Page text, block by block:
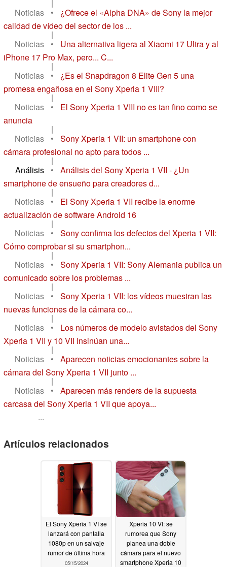
Noticias
•
¿Ofrece el «Alpha DNA» de Sony la mejor
calidad de vídeo del sector de los ...
|
Noticias
•
Una alternativa ligera al Xiaomi 17 Ultra y al
iPhone 17 Pro Max, pero... C...
|
Noticias
•
¿Es el Snapdragon 8 Elite Gen 5 una
promesa engañosa en el Sony Xperia 1 VIII?
|
Noticias
•
El Sony Xperia 1 VIII no es tan fino como se
anuncia
|
Noticias
•
Sony Xperia 1 VII: un smartphone con
cámara profesional no apto para todos ...
|
Análisis
•
Análisis del Sony Xperia 1 VII - ¿Un
smartphone de ensueño para creadores d...
|
Noticias
•
El Sony Xperia 1 VII recibe la enorme
actualización de software Android 16
|
Noticias
•
Sony confirma los defectos del Xperia 1 VII:
Cómo comprobar si su smartphon...
|
Noticias
•
Sony Xperia 1 VII: Sony Alemania publica un
comunicado sobre los problemas ...
|
Noticias
•
Sony Xperia 1 VII: los vídeos muestran las
nuevas funciones de la cámara co...
|
Noticias
•
Los números de modelo avistados del Sony
Xperia 1 VII y 10 VII insinúan una...
|
Noticias
•
Aparecen noticias emocionantes sobre la
cámara del Sony Xperia 1 VII junto ...
|
Noticias
•
Aparecen más renders de la supuesta
carcasa del Sony Xperia 1 VII que apoya...
...
Artículos relacionados
El Sony Xperia 1 VI se
lanzará con pantalla
1080p en un salvaje
rumor de última hora
05/15/2024
Xperia 10 VI: se
rumorea que Sony
planea una doble
cámara para el nuevo
smartphone Xperia 10